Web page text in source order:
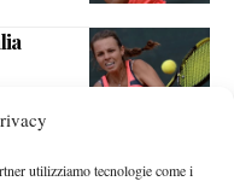
utilizziamo tecnologie come i
Show